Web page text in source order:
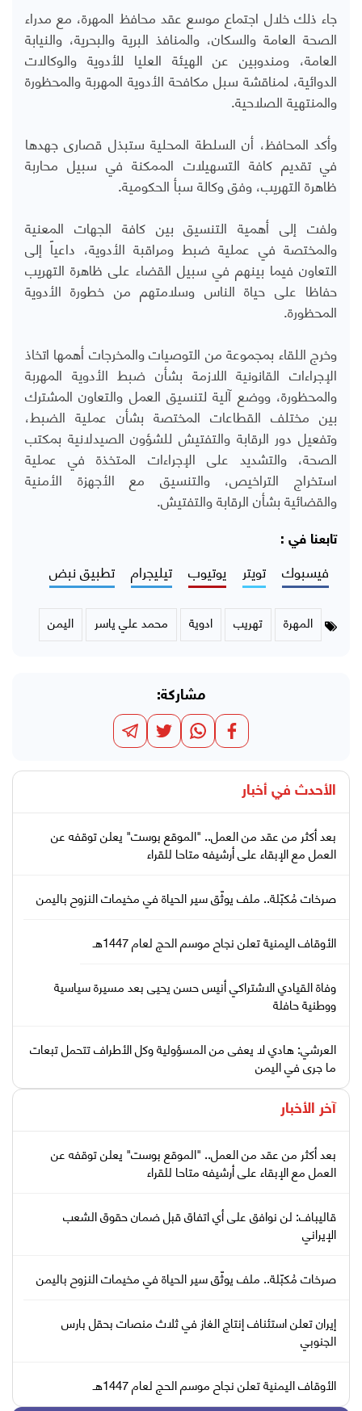
جاء ذلك خلال اجتماع موسع عقد محافظ المهرة، مع مدراء
الصحة العامة والسكان، والمنافذ البرية والبحرية، والنيابة
العامة، ومندوبين عن الهيئة العليا للأدوية والوكالات
الدوائية، لمناقشة سبل مكافحة الأدوية المهربة والمحظورة
والمنتهية الصلاحية.
وأكد المحافظ، أن السلطة المحلية ستبذل قصارى جهدها
في تقديم كافة التسهيلات الممكنة في سبيل محاربة
ظاهرة التهريب، وفق وكالة سبأ الحكومية.
ولفت إلى أهمية التنسيق بين كافة الجهات المعنية
والمختصة في عملية ضبط ومراقبة الأدوية، داعياً إلى
التعاون فيما بينهم في سبيل القضاء على ظاهرة التهريب
حفاظا على حياة الناس وسلامتهم من خطورة الأدوية
المحظورة.
وخرج اللقاء بمجموعة من التوصيات والمخرجات أهمها اتخاذ
الإجراءات القانونية اللازمة بشأن ضبط الأدوية المهربة
والمحظورة، ووضع آلية لتنسيق العمل والتعاون المشترك
بين مختلف القطاعات المختصة بشأن عملية الضبط،
وتفعيل دور الرقابة والتفتيش للشؤون الصيدلانية بمكتب
الصحة، والتشديد على الإجراءات المتخذة في عملية
استخراج التراخيص، والتنسيق مع الأجهزة الأمنية
والقضائية بشأن الرقابة والتفتيش.
تابعنا في :
فيسبوك تويتر يوتيوب تيليجرام تطبيق نبض
المهرة تهريب ادوية محمد علي ياسر اليمن
مشاركة:
الأحدث في أخبار
بعد أكثر من عقد من العمل.. "الموقع بوست" يعلن توقفه عن
العمل مع الإبقاء على أرشيفه متاحا للقراء
صرخات مُكبّلة.. ملف يوثّق سير الحياة في مخيمات النزوح باليمن
الأوقاف اليمنية تعلن نجاح موسم الحج لعام 1447هـ
وفاة القيادي الاشتراكي أنيس حسن يحيى بعد مسيرة سياسية
ووطنية حافلة
العرشي: هادي لا يعفى من المسؤولية وكل الأطراف تتحمل تبعات
ما جرى في اليمن
آخر الأخبار
بعد أكثر من عقد من العمل.. "الموقع بوست" يعلن توقفه عن
العمل مع الإبقاء على أرشيفه متاحا للقراء
قاليباف: لن نوافق على أي اتفاق قبل ضمان حقوق الشعب
الإيراني
صرخات مُكبّلة.. ملف يوثّق سير الحياة في مخيمات النزوح باليمن
إيران تعلن استئناف إنتاج الغاز في ثلاث منصات بحقل بارس
الجنوبي
الأوقاف اليمنية تعلن نجاح موسم الحج لعام 1447هـ